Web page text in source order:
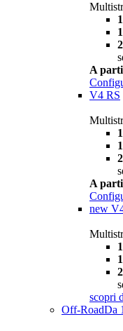
A
V4 RS
A
new
scopri
Off-RoadDa